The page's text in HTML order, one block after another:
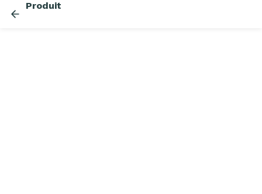
Produit